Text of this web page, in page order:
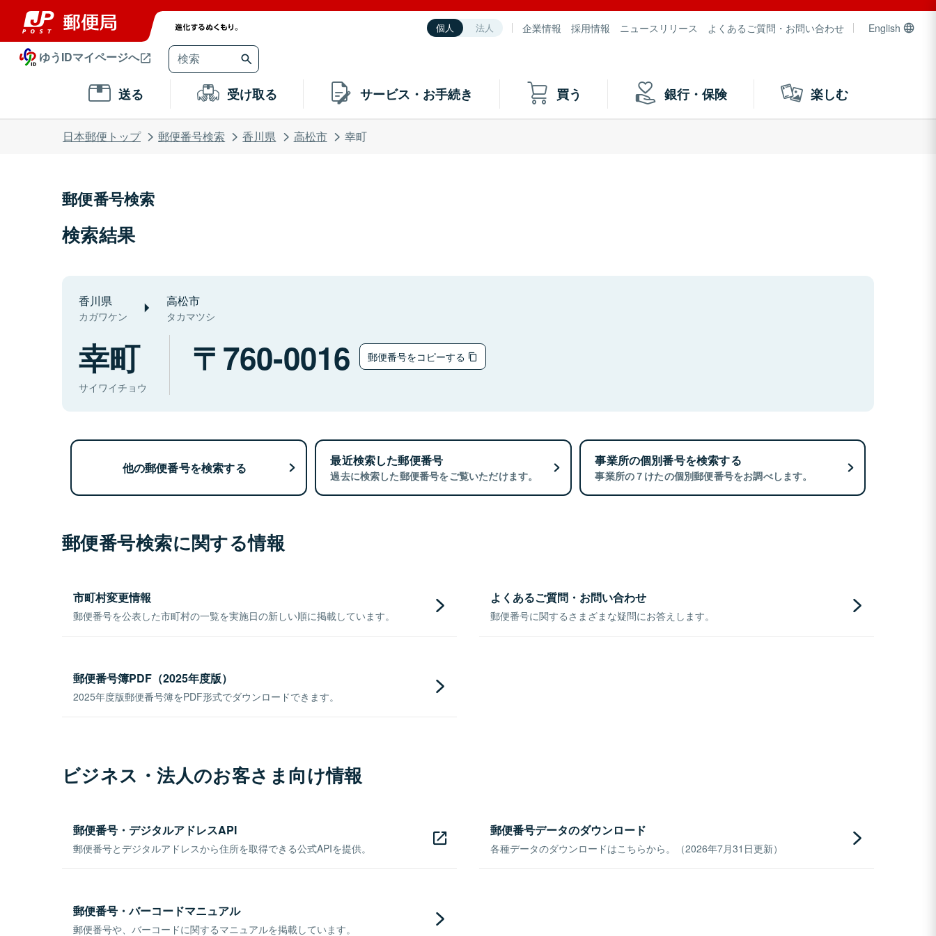
個人 法人 企業情報 採用情報 ニュースリリース よくあるご質問・お問い合わせ English
ゆうIDマイページへ
送る 受け取る サービス・お手続き 買う 銀行・保険 楽しむ
日本郵便トップ 郵便番号検索 香川県 高松市 幸町
郵便番号検索
検索結果
香川県
カガワケン
高松市
タカマツシ
幸町
サイワイチョウ
760-0016 郵便番号をコピーする
他の郵便番号を検索する 最近検索した郵便番号
過去に検索した郵便番号をご覧いただけます。
事業所の個別番号を検索する
事業所の７けたの個別郵便番号をお調べします。
郵便番号検索に関する情報
市町村変更情報
郵便番号を公表した市町村の一覧を実施日の新しい順に掲載しています。
よくあるご質問・お問い合わせ
郵便番号に関するさまざまな疑問にお答えします。
郵便番号簿PDF（2025年度版）
2025年度版郵便番号簿をPDF形式でダウンロードできます。
ビジネス・法人のお客さま向け情報
郵便番号・デジタルアドレスAPI
郵便番号とデジタルアドレスから住所を取得できる公式APIを提供。
郵便番号データのダウンロード
各種データのダウンロードはこちらから。（2026年7月31日更新）
郵便番号・バーコードマニュアル
郵便番号や、バーコードに関するマニュアルを掲載しています。